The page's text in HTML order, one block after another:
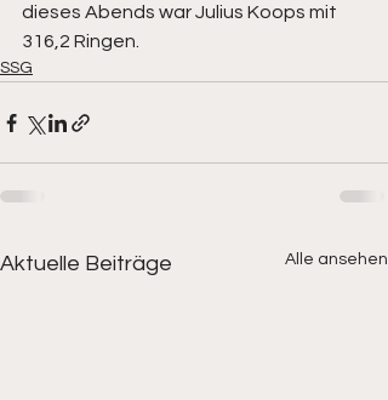
dieses Abends war Julius Koops mit
316,2 Ringen.
SSG
Aktuelle Beiträge Alle ansehen